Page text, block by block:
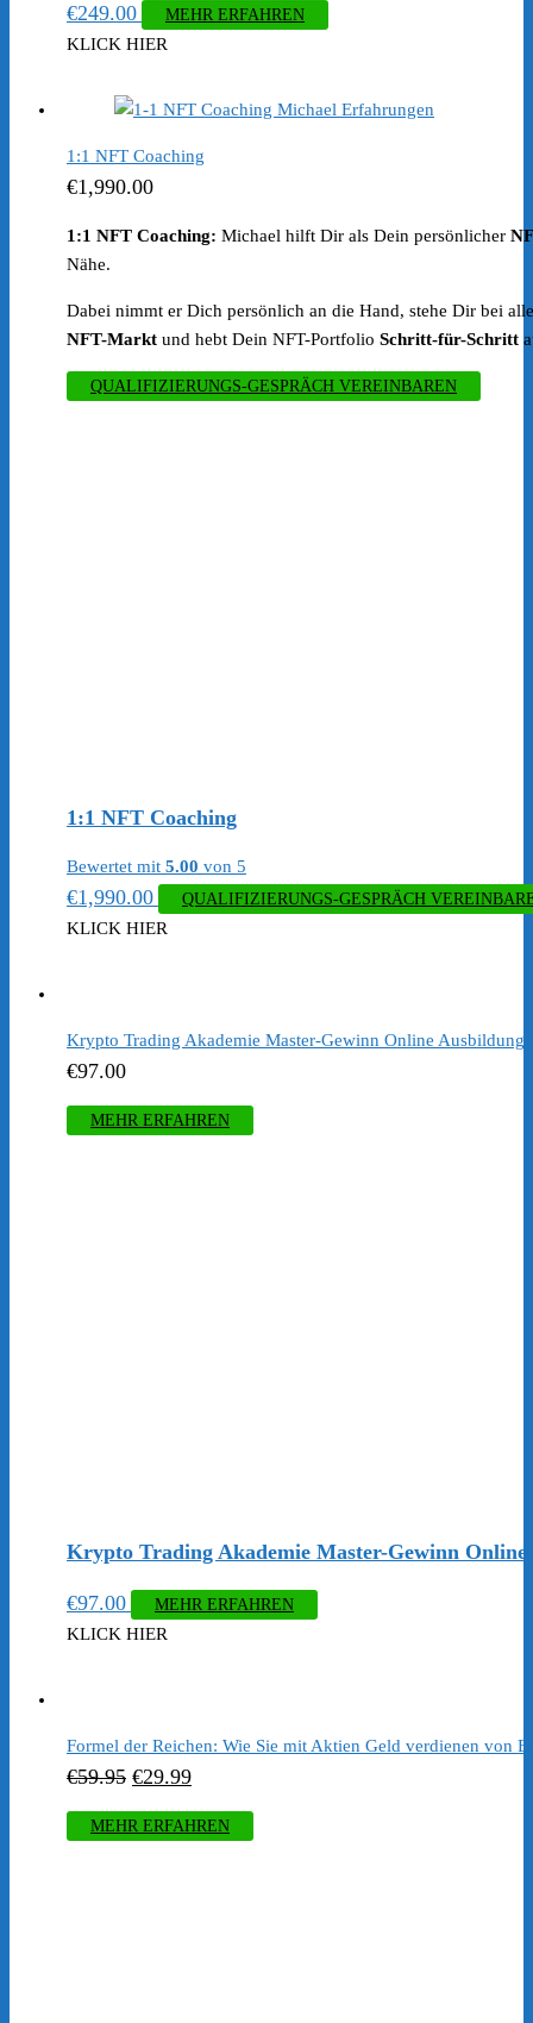
€249.00 MEHR ERFAHREN
KLICK HIER
1:1 NFT Coaching
€1,990.00
1:1 NFT Coaching: Michael hilft Dir als Dein persönlicher
Nähe.
Dabei nimmt er Dich persönlich an die Hand, stehe Dir bei
NFT-Markt und hebt Dein NFT-Portfolio Schritt-für-Schritt
QUALIFIZIERUNGS-GESPRÄCH VEREINBAREN
1:1 NFT Coaching
Bewertet mit 5.00 von 5
€1,990.00 QUALIFIZIERUNGS-GESPRÄCH
KLICK HIER
Krypto Trading Akademie Master-Gewinn Online Ausbildung
€97.00
MEHR ERFAHREN
Krypto Trading Akademie Master-Gewinn Online
€97.00 MEHR ERFAHREN
KLICK HIER
Formel der Reichen: Wie Sie mit Aktien Geld verdienen von
€59.95 Ursprünglicher
Preis
war:
€29.99Aktueller
Preis
ist:
MEHR ERFAHREN